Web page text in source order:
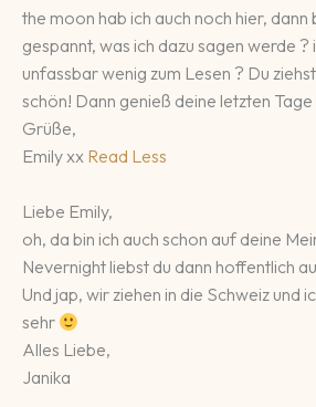
the moon hab ich auch noch hier, dann
gespannt, was ich dazu sagen werde
unfassbar wenig zum Lesen ? Du
schön! Dann genieß deine letzten
Grüße,
Emily xx Read Less
Liebe Emily,
oh, da bin ich auch schon auf deine
Nevernight liebst du dann hoffentlich
Und jap, wir ziehen in die Schweiz und
sehr
Alles Liebe,
Janika